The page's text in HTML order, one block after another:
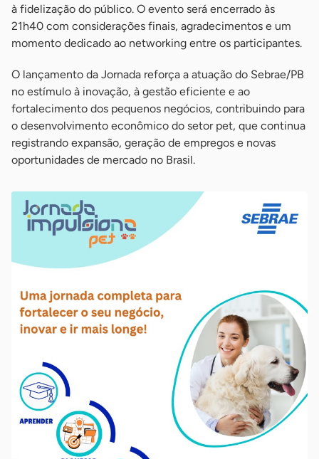
à fidelização do público. O evento será encerrado às
21h40 com considerações finais, agradecimentos e um
momento dedicado ao networking entre os participantes.
O lançamento da Jornada reforça a atuação do Sebrae/PB
no estímulo à inovação, à gestão eficiente e ao
fortalecimento dos pequenos negócios, contribuindo para
o desenvolvimento econômico do setor pet, que continua
registrando expansão, geração de empregos e novas
oportunidades de mercado no Brasil.